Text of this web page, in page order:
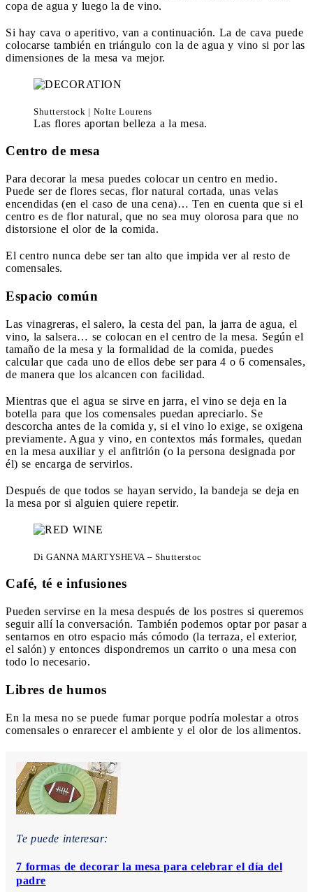
copa de agua y luego la de vino.
Si hay cava o aperitivo, van a continuación. La de cava puede
colocarse también en triángulo con la de agua y vino si por las
dimensiones de la mesa va mejor.
Shutterstock | Nolte Lourens
Las flores aportan belleza a la mesa.
Centro de mesa
Para decorar la mesa puedes colocar un centro en medio.
Puede ser de flores secas, flor natural cortada, unas velas
encendidas (en el caso de una cena)… Ten en cuenta que si el
centro es de flor natural, que no sea muy olorosa para que no
distorsione el olor de la comida.
El centro nunca debe ser tan alto que impida ver al resto de
comensales.
Espacio común
Las vinagreras, el salero, la cesta del pan, la jarra de agua, el
vino, la salsera… se colocan en el centro de la mesa. Según el
tamaño de la mesa y la formalidad de la comida, puedes
calcular que cada uno de ellos debe ser para 4 o 6 comensales,
de manera que los alcancen con facilidad.
Mientras que el agua se sirve en jarra, el vino se deja en la
botella para que los comensales puedan apreciarlo. Se
descorcha antes de la comida y, si el vino lo exige, se oxigena
previamente. Agua y vino, en contextos más formales, quedan
en la mesa auxiliar y el anfitrión (o la persona designada por
él) se encarga de servirlos.
Después de que todos se hayan servido, la bandeja se deja en
la mesa por si alguien quiere repetir.
Di GANNA MARTYSHEVA – Shutterstoc
Café, té e infusiones
Pueden servirse en la mesa después de los postres si queremos
seguir allí la conversación. También podemos optar por pasar a
sentarnos en otro espacio más cómodo (la terraza, el exterior,
el salón) y entonces dispondremos un carrito o una mesa con
todo lo necesario.
Libres de humos
En la mesa no se puede fumar porque podría molestar a otros
comensales o enrarecer el ambiente y el olor de los alimentos.
Te puede interesar:
7 formas de decorar la mesa para celebrar el día del
padre